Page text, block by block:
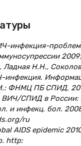
инфекция-
2009;
Ладная Н.Н.,
инфекция.
ФНМЦ ПБ СПИД,
ВИЧ/СПИД в России:
и инфекц. бол.
ru
AIDS epidemic
http: